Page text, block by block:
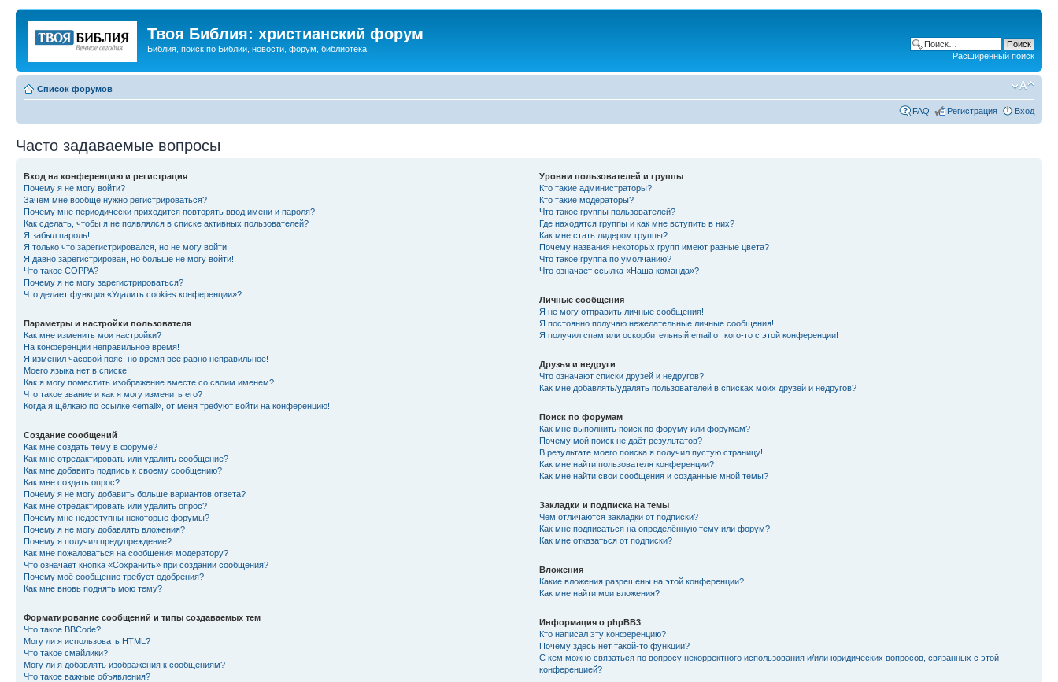
Твоя Библия: христианский форум
Библия, поиск по Библии, новости, форум, библиотека.
Расширенный поиск
Список форумов
FAQ Регистрация Вход
Часто задаваемые вопросы
Вход на конференцию и регистрация
Почему я не могу войти?
Зачем мне вообще нужно регистрироваться?
Почему мне периодически приходится повторять ввод имени и пароля?
Как сделать, чтобы я не появлялся в списке активных пользователей?
Я забыл пароль!
Я только что зарегистрировался, но не могу войти!
Я давно зарегистрирован, но больше не могу войти!
Что такое COPPA?
Почему я не могу зарегистрироваться?
Что делает функция «Удалить cookies конференции»?
Параметры и настройки пользователя
Как мне изменить мои настройки?
На конференции неправильное время!
Я изменил часовой пояс, но время всё равно неправильное!
Моего языка нет в списке!
Как я могу поместить изображение вместе со своим именем?
Что такое звание и как я могу изменить его?
Когда я щёлкаю по ссылке «email», от меня требуют войти на конференцию!
Создание сообщений
Как мне создать тему в форуме?
Как мне отредактировать или удалить сообщение?
Как мне добавить подпись к своему сообщению?
Как мне создать опрос?
Почему я не могу добавить больше вариантов ответа?
Как мне отредактировать или удалить опрос?
Почему мне недоступны некоторые форумы?
Почему я не могу добавлять вложения?
Почему я получил предупреждение?
Как мне пожаловаться на сообщения модератору?
Что означает кнопка «Сохранить» при создании сообщения?
Почему моё сообщение требует одобрения?
Как мне вновь поднять мою тему?
Форматирование сообщений и типы создаваемых тем
Что такое BBCode?
Могу ли я использовать HTML?
Что такое смайлики?
Могу ли я добавлять изображения к сообщениям?
Что такое важные объявления?
Уровни пользователей и группы
Кто такие администраторы?
Кто такие модераторы?
Что такое группы пользователей?
Где находятся группы и как мне вступить в них?
Как мне стать лидером группы?
Почему названия некоторых групп имеют разные цвета?
Что такое группа по умолчанию?
Что означает ссылка «Наша команда»?
Личные сообщения
Я не могу отправить личные сообщения!
Я постоянно получаю нежелательные личные сообщения!
Я получил спам или оскорбительный email от кого-то с этой конференции!
Друзья и недруги
Что означают списки друзей и недругов?
Как мне добавлять/удалять пользователей в списках моих друзей и недругов?
Поиск по форумам
Как мне выполнить поиск по форуму или форумам?
Почему мой поиск не даёт результатов?
В результате моего поиска я получил пустую страницу!
Как мне найти пользователя конференции?
Как мне найти свои сообщения и созданные мной темы?
Закладки и подписка на темы
Чем отличаются закладки от подписки?
Как мне подписаться на определённую тему или форум?
Как мне отказаться от подписки?
Вложения
Какие вложения разрешены на этой конференции?
Как мне найти мои вложения?
Информация о phpBB3
Кто написал эту конференцию?
Почему здесь нет такой-то функции?
С кем можно связаться по вопросу некорректного использования и/или юридических вопросов, связанных с этой
конференцией?